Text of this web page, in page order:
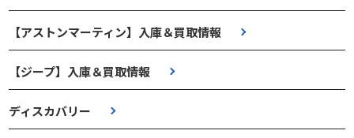
【アストンマーティン】入庫＆買取情報
【ジープ】入庫＆買取情報
ディスカバリー